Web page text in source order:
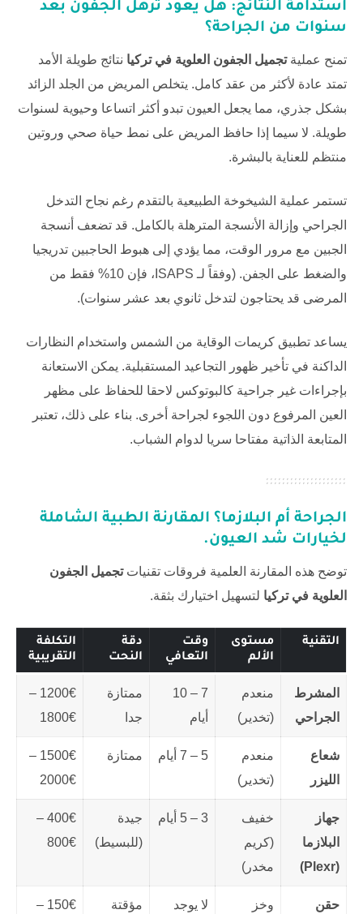
استدامة النتائج: هل يعود ترهل الجفون بعد
سنوات من الجراحة؟
تمنح عمليةتجميل الجفون العلوية في تركيا نتائج طويلة الأمد
تمتد عادة لأكثر من عقد كامل. يتخلص المريض من الجلد الزائد
بشكل جذري، مما يجعل العيون تبدو أكثر اتساعا وحيوية لسنوات
طويلة. لا سيما إذا حافظ المريض على نمط حياة صحي وروتين
منتظم للعناية بالبشرة.
تستمر عملية الشيخوخة الطبيعية بالتقدم رغم نجاح التدخل
الجراحي وإزالة الأنسجة المترهلة بالكامل. قد تضعف أنسجة
الجبين مع مرور الوقت، مما يؤدي إلى هبوط الحاجبين تدريجيا
والضغط على الجفن. (وفقاً لـ ISAPS
، فإن 10% فقط من
المرضى قد يحتاجون لتدخل ثانوي بعد عشر سنوات).
يساعد تطبيق كريمات الوقاية من الشمس واستخدام النظارات
الداكنة في تأخير ظهور التجاعيد المستقبلية. يمكن الاستعانة
بإجراءات غير جراحية كالبوتوكس لاحقا للحفاظ على مظهر
العين المرفوع دون اللجوء لجراحة أخرى. بناء على ذلك، تعتبر
المتابعة الذاتية مفتاحا سريا لدوام الشباب.
الجراحة أم البلازما؟ المقارنة الطبية الشاملة
لخيارات شد العيون.
توضح هذه المقارنة العلمية فروقات تقنياتتجميل الجفون
العلوية في تركيا لتسهيل اختيارك بثقة.
التقنية
مستوى
الألم
وقت
التعافي
دقة
النحت
التكلفة
التقريبية
المشرط
الجراحي
منعدم
(تخدير)
7 – 10
أيام
ممتازة
جدا
1200€ –
1800€
شعاع
الليزر
منعدم
(تخدير)
5 – 7 أيام ممتازة
1500€ –
2000€
جهاز
البلازما
(Plexr)
خفيف
(كريم
مخدر)
3 – 5 أيام
جيدة
(للبسيط)
400€ –
800€
حقن
وخز
لا يوجد مؤقتة
150€ –